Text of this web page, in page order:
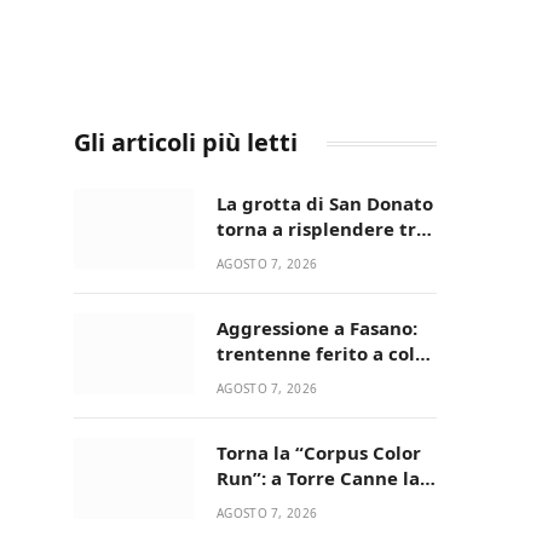
Gli articoli più letti
La grotta di San Donato
torna a risplendere tra
fede, natura e
AGOSTO 7, 2026
Aggressione a Fasano:
trentenne ferito a colpi
di pistola in casa
AGOSTO 7, 2026
Torna la “Corpus Color
Run”: a Torre Canne la
corsa più allegra e
AGOSTO 7, 2026